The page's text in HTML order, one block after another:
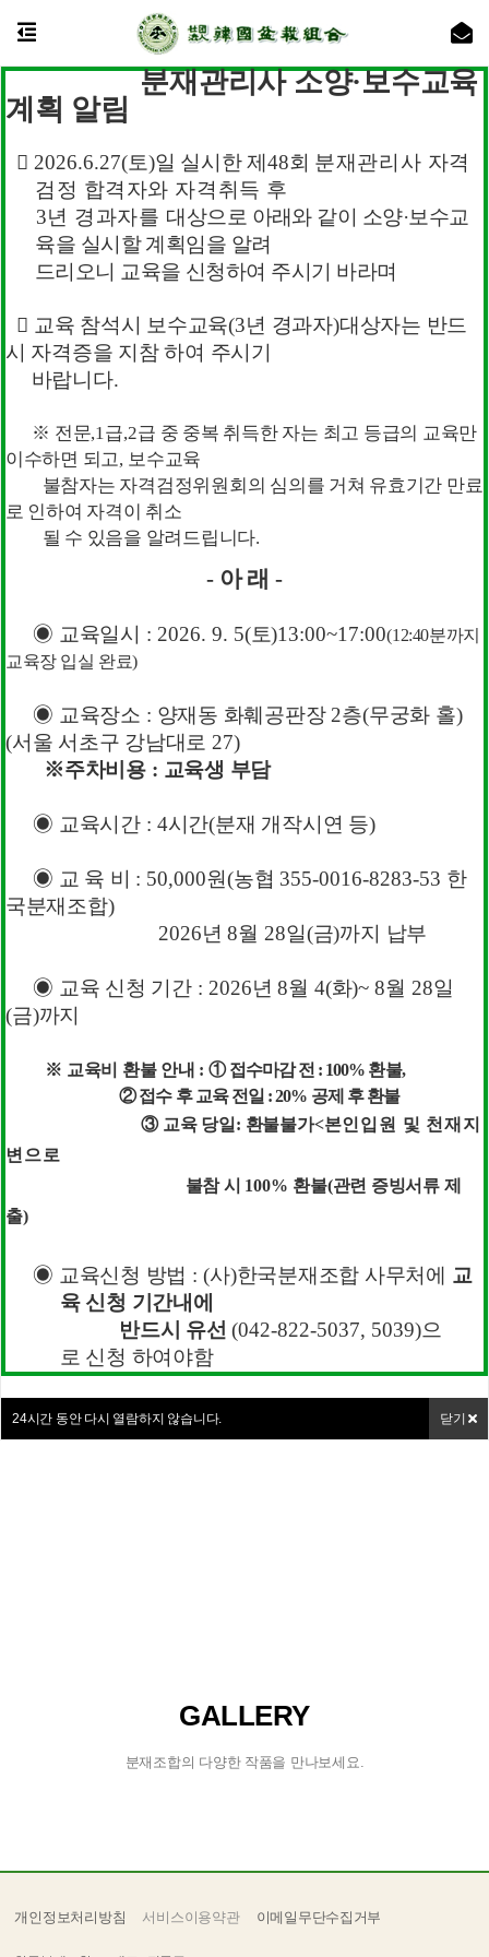
【국가공인분재관리사 검정안내
● 시험일시 :매년2회 (전,후반기 각1회)
시험장소 및 기타사항 :홈페이지 게재(원서접수 마감 30일
전)
교육기관 및 기타문의: (사)한국분재조합 검정부
( 042)822-5037
시간 동안 다시 열람하지 않습니다.
분재관리사 소양·보수교육
계획 알림
 2026.6.27(토)일 실시한 제 48회 분재관리사 자격
검정 합격자와 자격취득 후
3년 경과자를 대 상으로 아래와 같이 소양·보수교
육을 실시할 계획임을 알려
드리오니 교육을 신청하여 주시기 바라며
 교육 참석시 보수교육(3년 경과자)대상자는 반드
시 자격증을 지참 하여 주시기
바랍니다.
※ 전문,1급,2급 중 중복 취득한 자는 최고 등급의 교육만
이수하면 되고, 보수교육
불참자는 자격검정위원회의 심의를 거쳐 유효기간 만료
로 인하여 자격이 취소
될 수 있음을 알려드립니다.
- 아 래 -
◉ 교육일시 : 2026. 9. 5(토)13:00~17:00(12:40분까지
교육장 입실 완료)
◉ 교육장소 : 양재동 화훼공판장 2층(무궁화 홀)
(서울 서초구 강남대로 27)
※주차비용 : 교육생 부담
◉ 교육시간 : 4시간(분재 개작시연 등)
◉ 교 육 비 : 50,000원(농협 355-0016-8283-53 한
국분재조합)
2026년8월 28일(금)까지 납부
◉ 교육 신청 기간 : 2026년8월 4(화)~ 8월 28일
(금)까지
※ 교육비 환불 안내 :①접수마감 전 : 100% 환불,
②접수 후 교육 전일 : 20% 공제 후 환불
③ 교육 당일 : 환불불가<본인입원 및 천재지
변 으로
불참 시 100% 환불(관련 증빙서류 제
출)
◉ 교육신청 방법 : (사)한국분재조합 사무처에
교
육 신청 기간내에
반드시 유선 (042-822-5037, 5039)으
로 신청 하여야함
24시간 동안 다시 열람하지 않습니다. 닫기
한국분재조합
Korea Bonsai Association
한국분재조합은 분재의 질과
공지사항
제48회 국가공인분재관리사 검정시…
2025년 한국산림복지진흥원 녹색…
2024년 분재수출용 인공용토 지… 2024-05-13
운영내규
국가공인 분재관리사 검정안내 2023-12-10
각종서식
분재 작목반 설치에 따른 재배자 … 2025-12-05
제35회 한국분재대전 공문(각지부…
한국분재대전
2025년 제35회 한국분재대전 … 2025-12-09
제35회 한국분재대전에 초대합니다 2025-09-11
2024년 제34회 한국분재대전 … 2024-10-31
제34회 한국분재대전 채점표 모두… 2024-10-30
GALLERY
분재조합의 다양한 작품을 만나보세요.
개인정보처리방침 서비스이용약관 이메일무단수집거부